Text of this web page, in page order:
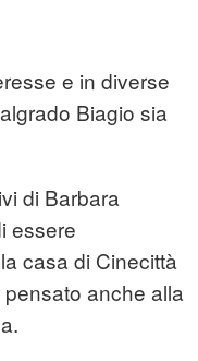
e in diverse
Biagio sia
di Barbara
essere
casa di Cinecittà
anche alla